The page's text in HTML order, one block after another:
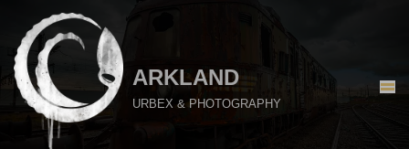
Aller
au
contenu
ARKLAND
URBEX & PHOTOGRAPHY